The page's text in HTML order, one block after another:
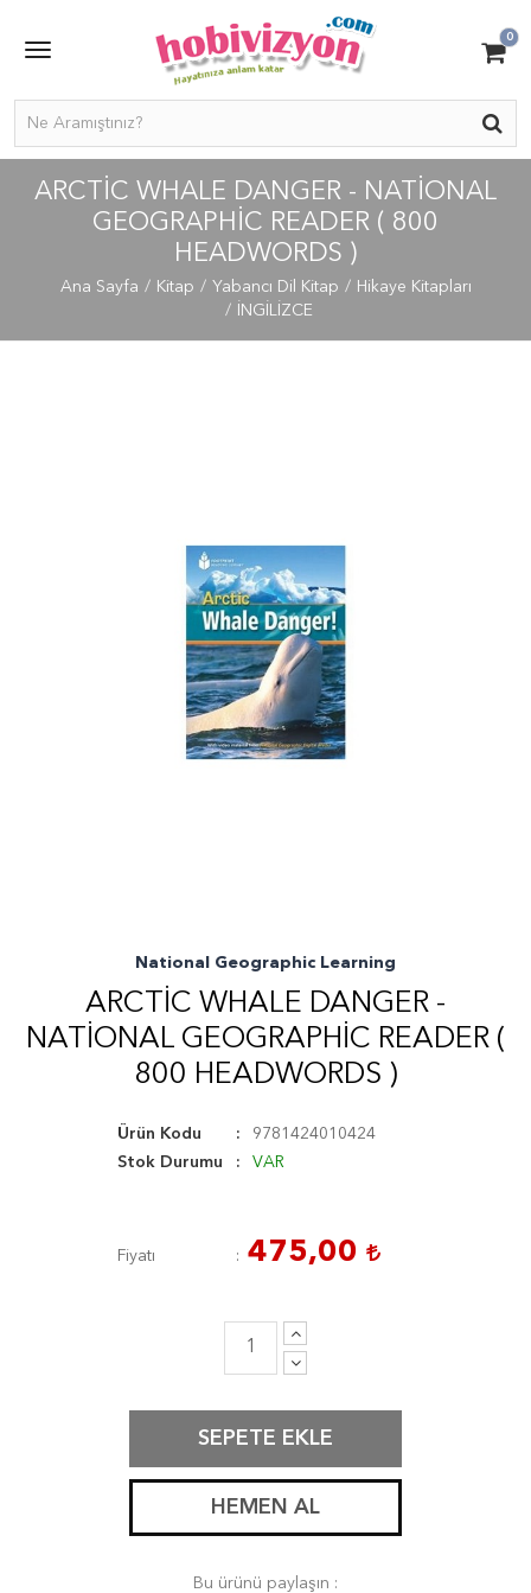
0
ARCTIC WHALE DANGER - NATIONAL
GEOGRAPHIC READER ( 800
HEADWORDS )
Ana Sayfa Kitap Yabancı Dil Kitap
Hikaye Kitapları
İNGİLİZCE
National Geographic Learning
ARCTIC WHALE DANGER -
NATIONAL GEOGRAPHIC READER (
800 HEADWORDS )
Ürün Kodu
9781424010424
Stok Durumu
VAR
Fiyatı 475,00
SEPETE EKLE
HEMEN AL
Bu ürünü paylaşın :